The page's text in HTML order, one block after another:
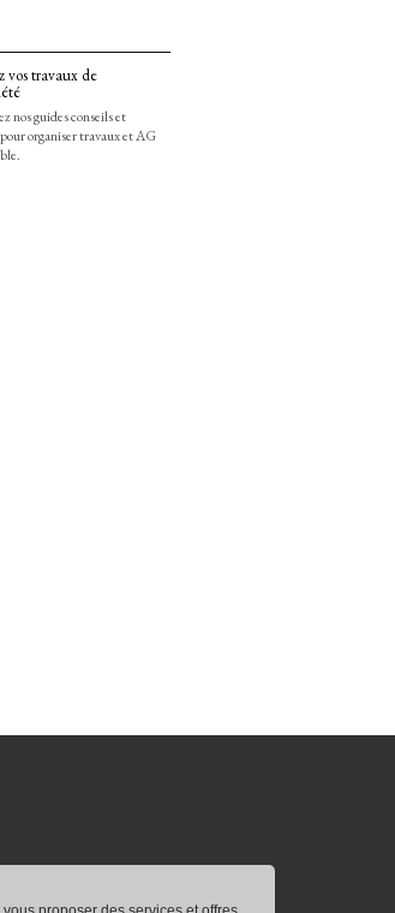
vos travaux de
nos guides conseils et
organiser travaux et AG